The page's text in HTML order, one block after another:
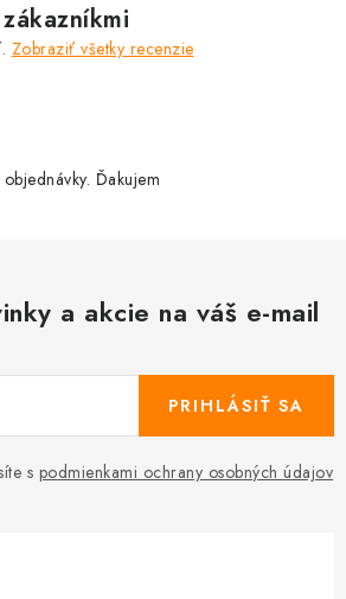
Zobraziť všetky recenzie
Ďakujem
a akcie na váš e-mail
s podmienkami ochrany osobných údajov
PRIHLÁSIŤ SA